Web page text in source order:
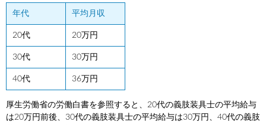
年代 平均月収
20代 20万円
30代 30万円
40代 36万円
厚生労働省の労働白書を参照すると、20代の義肢装具士の平均給与
は20万円前後、30代の義肢装具士の平均給与は30万円、40代の義肢